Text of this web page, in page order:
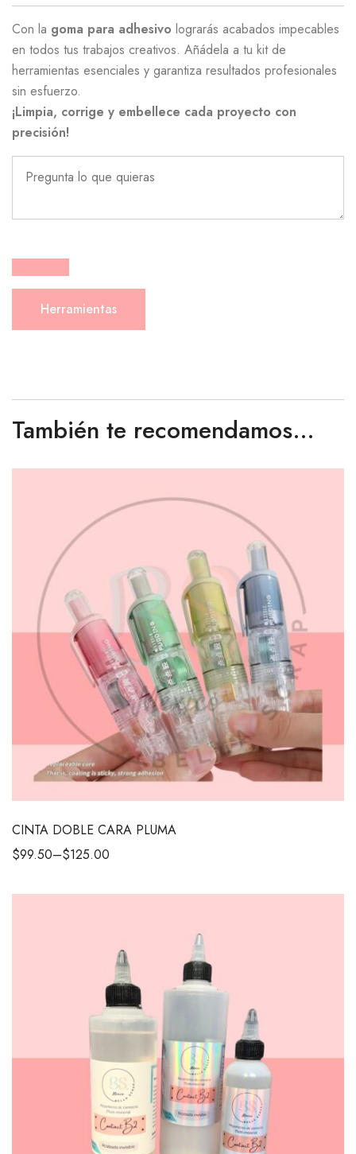
Con la goma para adhesivo lograrás acabados impecables
en todos tus trabajos creativos. Añádela a tu kit de
herramientas esenciales y garantiza resultados profesionales
sin esfuerzo.
¡Limpia, corrige y embellece cada proyecto con
precisión!
Herramientas
También te recomendamos…
CINTA DOBLE CARA PLUMA
$99.50–$125.00